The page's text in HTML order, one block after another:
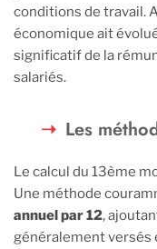
conditions de travail.
économique ait
significatif de la
salariés.
Les
Le calcul du 13ème
Une méthode
annuel par 12,
généralement versés